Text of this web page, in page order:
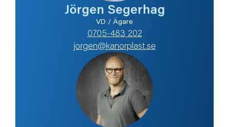
Jörgen Segerhag
VD / Ägare
0705-483 202
jorgen@kanorplast.se